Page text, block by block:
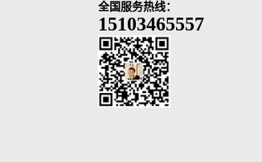
全国服务热线：
15103465557